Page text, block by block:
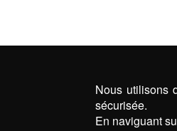
Nous utilisons
sécurisée.
En naviguant